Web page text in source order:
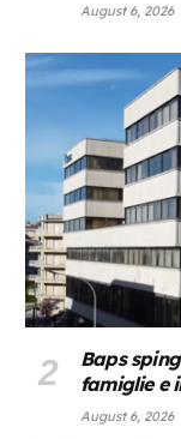
August 6, 2026
Baps
famiglie e
August 6, 2026